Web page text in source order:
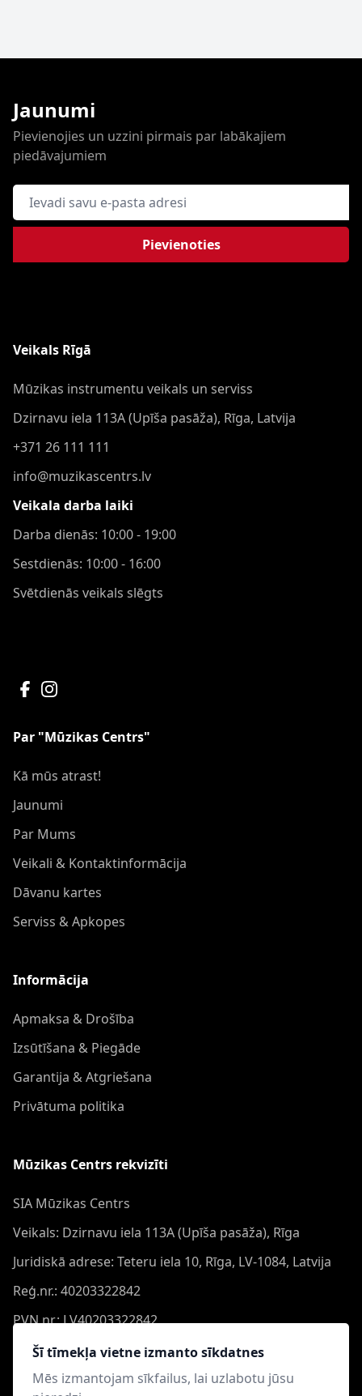
Šī tīmekļa vietne izmanto sīkdatnes
Mēs izmantojam sīkfailus, lai uzlabotu jūsu
Jaunumi
Pievienojies un uzzini pirmais par labākajiem
piedāvajumiem
E-pasta adrese
Pievienoties
Veikals Rīgā
Mūzikas instrumentu veikals un serviss
Dzirnavu iela 113A (Upīša pasāža), Rīga, Latvija
+371 26 111 111
info@muzikascentrs.lv
Veikala darba laiki
Darba dienās: 10:00 - 19:00
Sestdienās: 10:00 - 16:00
Svētdienās veikals slēgts
Par "Mūzikas Centrs"
Kā mūs atrast!
Jaunumi
Par Mums
Veikali & Kontaktinformācija
Dāvanu kartes
Serviss & Apkopes
Informācija
Apmaksa & Drošība
Izsūtīšana & Piegāde
Garantija & Atgriešana
Privātuma politika
Mūzikas Centrs rekvizīti
SIA Mūzikas Centrs
Veikals: Dzirnavu iela 113A (Upīša pasāža), Rīga
Juridiskā adrese: Teteru iela 10, Rīga, LV-1084, Latvija
Reģ.nr.: 40203322842
PVN nr.: LV40203322842
Banka: Swedbank AS
Konts: LV44HABA0551050864473